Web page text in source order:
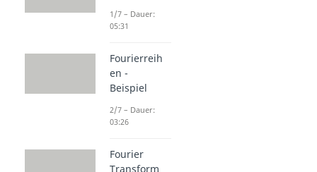
1/7 – Dauer:
05:31
Fourierreih
en -
Beispiel
2/7 – Dauer:
03:26
Fourier
Transform